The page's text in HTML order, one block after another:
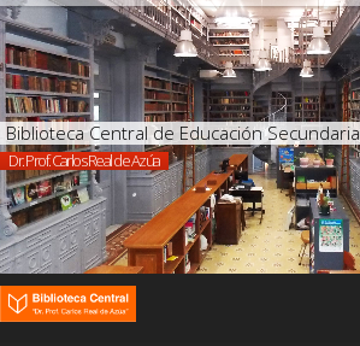
Biblioteca Central de Educación Secundaria
Dr. Prof. Carlos Real de Azúa